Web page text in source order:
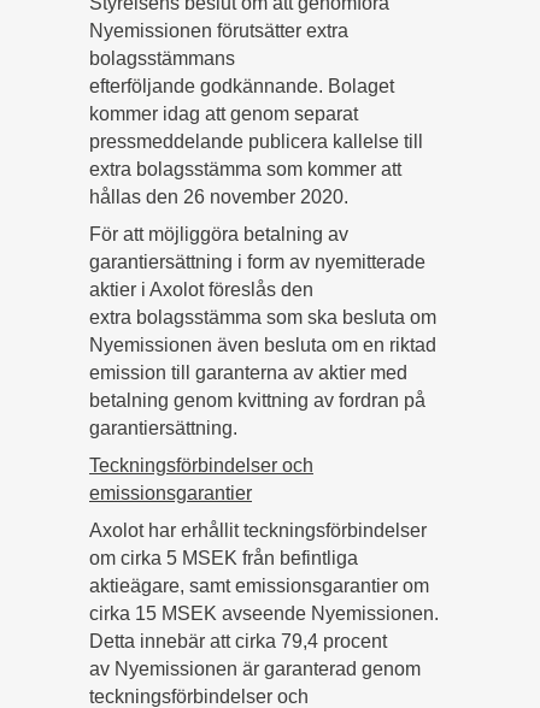
Nyemissionen förutsätter extra
bolagsstämmans
efterföljande godkännande. Bolaget
kommer idag att genom separat
pressmeddelande publicera kallelse till
extra bolagsstämma som kommer att
hållas den 26 november 2020.
För att möjliggöra betalning av
garantiersättning i form av nyemitterade
aktier i Axolot föreslås den
extra bolagsstämma som ska besluta om
Nyemissionen även besluta om en riktad
emission till garanterna av aktier med
betalning genom kvittning av fordran på
garantiersättning.
Teckningsförbindelser och
emissionsgarantier
Axolot har erhållit teckningsförbindelser
om cirka 5 MSEK från befintliga
aktieägare, samt emissionsgarantier om
cirka 15 MSEK avseende Nyemissionen.
Detta innebär att cirka 79,4 procent
av Nyemissionen är garanterad genom
teckningsförbindelser och